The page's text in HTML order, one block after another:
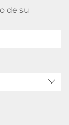
de su